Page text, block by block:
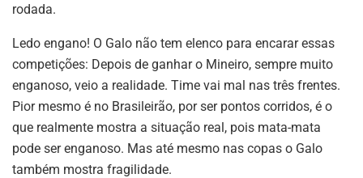
rodada.
Ledo engano! O Galo não tem elenco para encarar essas
competições: Depois de ganhar o Mineiro, sempre muito
enganoso, veio a realidade. Time vai mal nas três frentes.
Pior mesmo é no Brasileirão, por ser pontos corridos, é o
que realmente mostra a situação real, pois mata-mata
pode ser enganoso. Mas até mesmo nas copas o Galo
também mostra fragilidade.